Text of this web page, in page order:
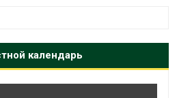
календарь